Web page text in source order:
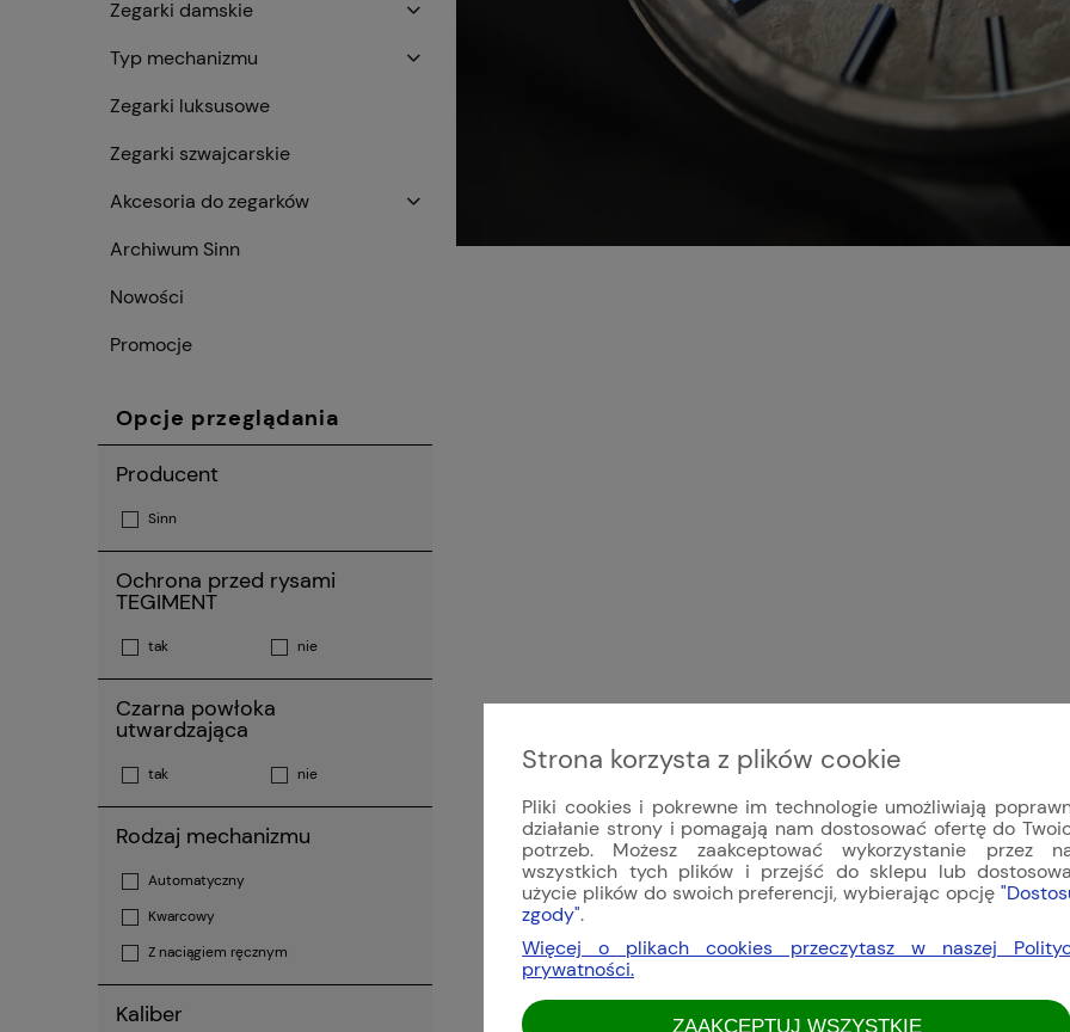
Zegarki damskie
Typ mechanizmu
Zegarki luksusowe
Zegarki szwajcarskie
Akcesoria do zegarków
Archiwum Sinn
Nowości
Promocje
Opcje przeglądania
Producent
Sinn
Ochrona przed rysami
TEGIMENT
tak nie
Czarna powłoka
utwardzająca
tak nie
Rodzaj mechanizmu
Automatyczny
Kwarcowy
Z naciągiem ręcznym
Kaliber
Strona korzysta z plików cookie
Pliki cookies i pokrewne im technologie umożliwiają
działanie strony i pomagają nam dostosować ofertę do
potrzeb. Możesz zaakceptować wykorzystanie przez
wszystkich tych plików i przejść do sklepu lub
użycie plików do swoich preferencji, wybierając opcję
zgody".
Więcej o plikach cookies przeczytasz w naszej
prywatności.
ZAAKCEPTUJ WSZYSTKIE